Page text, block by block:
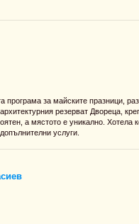
за майските празници,
резерват Двореца,
а мястото е уникално. Хотела
услуги.